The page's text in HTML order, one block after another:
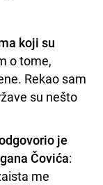
koji su
o tome,
Rekao sam
su nešto
je
Čovića:
me